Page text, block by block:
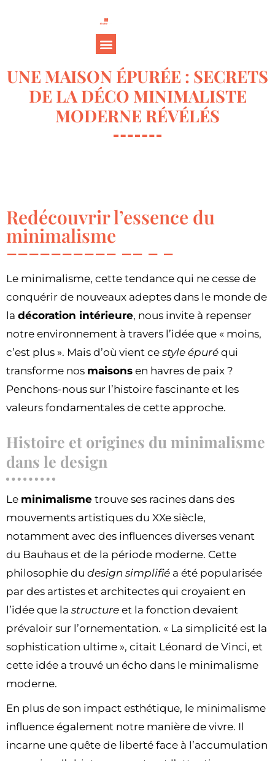
UNE MAISON ÉPURÉE : SECRETS
DE LA DÉCO MINIMALISTE
MODERNE RÉVÉLÉS
Redécouvrir l’essence du
minimalisme
Le minimalisme, cette tendance qui ne cesse de
conquérir de nouveaux adeptes dans le monde de
la décoration intérieure, nous invite à repenser
notre environnement à travers l’idée que « moins,
c’est plus ». Mais d’où vient ce style épuré qui
transforme nos maisons en havres de paix ?
Penchons-nous sur l’histoire fascinante et les
valeurs fondamentales de cette approche.
Histoire et origines du minimalisme
dans le design
Le minimalisme trouve ses racines dans des
mouvements artistiques du XXe siècle,
notamment avec des influences diverses venant
du Bauhaus et de la période moderne. Cette
philosophie du design simplifié a été popularisée
par des artistes et architectes qui croyaient en
l’idée que la structure et la fonction devaient
prévaloir sur l’ornementation. « La simplicité est la
sophistication ultime », citait Léonard de Vinci, et
cette idée a trouvé un écho dans le minimalisme
moderne.
En plus de son impact esthétique, le minimalisme
influence également notre manière de vivre. Il
incarne une quête de liberté face à l’accumulation